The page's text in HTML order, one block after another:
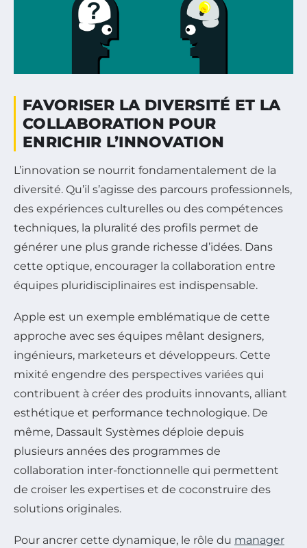
FAVORISER LA DIVERSITÉ ET LA
COLLABORATION POUR
ENRICHIR L’INNOVATION
L’innovation se nourrit fondamentalement de la
diversité. Qu’il s’agisse des parcours professionnels,
des expériences culturelles ou des compétences
techniques, la pluralité des profils permet de
générer une plus grande richesse d’idées. Dans
cette optique, encourager la collaboration entre
équipes pluridisciplinaires est indispensable.
Apple est un exemple emblématique de cette
approche avec ses équipes mêlant designers,
ingénieurs, marketeurs et développeurs. Cette
mixité engendre des perspectives variées qui
contribuent à créer des produits innovants, alliant
esthétique et performance technologique. De
même, Dassault Systèmes déploie depuis
plusieurs années des programmes de
collaboration inter-fonctionnelle qui permettent
de croiser les expertises et de coconstruire des
solutions originales.
Pour ancrer cette dynamique, le rôle du manager